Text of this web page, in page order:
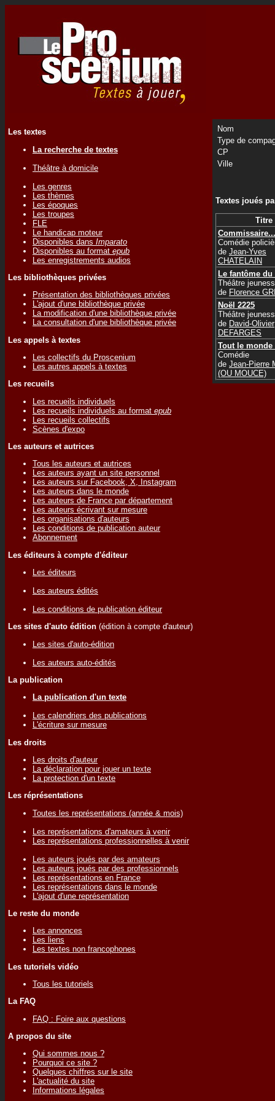
Les textes
La recherche de textes
Théâtre à domicile
Les genres
Les thèmes
Les époques
Les troupes
FLE
Le handicap moteur
Disponibles dans Imparato
Disponibles au format epub
Les enregistrements audios
Les bibliothèques privées
Présentation des bibliothèques privées
L'ajout d'une bibliothèque privée
La modification d'une bibliothèque privée
La consultation d'une bibliothèque privée
Les appels à textes
Les collectifs du Proscenium
Les autres appels à textes
Les recueils
Les recueils individuels
Les recueils individuels au format epub
Les recueils collectifs
Scènes d'expo
Les auteurs et autrices
Tous les auteurs et autrices
Les auteurs ayant un site personnel
Les auteurs sur Facebook, X, Instagram
Les auteurs dans le monde
Les auteurs de France par département
Les auteurs écrivant sur mesure
Les organisations d'auteurs
Les conditions de publication auteur
Abonnement
Les éditeurs à compte d'éditeur
Les éditeurs
Les auteurs édités
Les conditions de publication éditeur
Les sites d'auto édition (édition à compte d'auteur)
Les sites d'auto-édition
Les auteurs auto-édités
La publication
La publication d'un texte
Les calendriers des publications
L'écriture sur mesure
Les droits
Les droits d'auteur
La déclaration pour jouer un texte
La protection d'un texte
Les réprésentations
Toutes les représentations (année & mois)
Les représentations d'amateurs à venir
Les représentations professionnelles à venir
Les auteurs joués par des amateurs
Les auteurs joués par des professionnels
Les représentations en France
Les représentations dans le monde
L'ajout d'une représentation
Le reste du monde
Les annonces
Les liens
Les textes non francophones
Les tutoriels vidéo
Tous les tutoriels
La FAQ
FAQ : Foire aux questions
A propos du site
Qui sommes nous ?
Pourquoi ce site ?
Quelques chiffres sur le site
L'actualité du site
Informations légales
Nom
Type de
CP
Ville
Textes joués
Titre
Comédie
de Jean-Yves
CHATELAIN
Le fantôme du
Théâtre
de Florence
Noël 2225
Théâtre
de David-Olivier
DEFARGES
Tout le monde
Comédie
de Jean-Pierre
(OU MOUCE)